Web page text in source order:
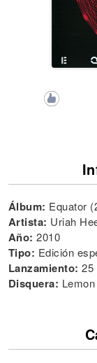
Álbum: Equator
Artista: Uriah
Año: 2010
Tipo: Edición
Lanzamiento: 25
Disquera: